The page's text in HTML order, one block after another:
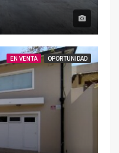
EN VENTA OPORTUNIDAD